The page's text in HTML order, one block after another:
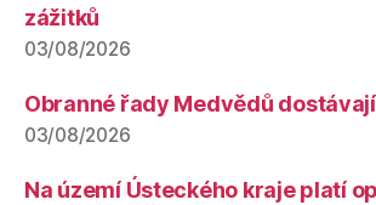
zážitků
03/08/2026
Obranné řady Medvědů
03/08/2026
Na území Ústeckého kraje platí